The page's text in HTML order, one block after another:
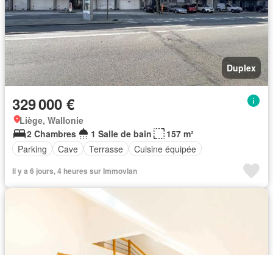
Duplex
329 000 €
Liège, Wallonie
2 Chambres
1 Salle de bain
157 m²
Parking
Cave Terrasse Cuisine équipée
Il y a 6 jours, 4 heures sur Immovlan